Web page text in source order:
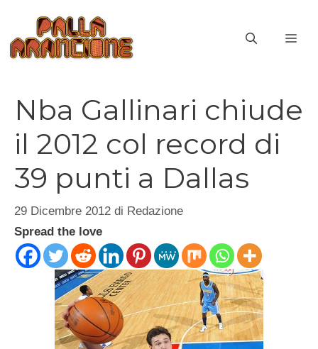
contenuto
Nba Gallinari chiude
il 2012 col record di
39 punti a Dallas
29 Dicembre 2012 di Redazione
Spread the love